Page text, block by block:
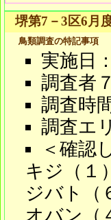
堺第7－3区6月
鳥類調査の特記事項
実施日
調査者
調査時
調査エ
＜確認
キジ（１
ジバト（
オバン（